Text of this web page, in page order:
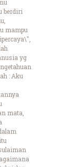
berdiri
mampu
yg
: Aku
mata,